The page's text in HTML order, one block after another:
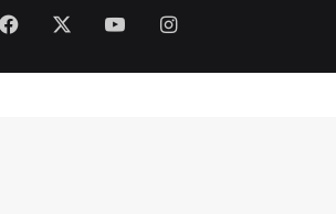
Facebook YouTubeInstagram